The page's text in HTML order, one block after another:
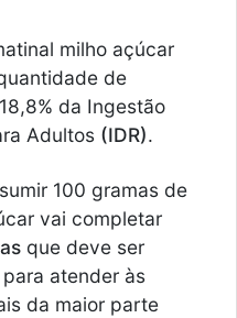
milho açúcar
de
da Ingestão
Adultos (IDR).
100 gramas de
vai completar
que deve ser
atender às
da maior parte